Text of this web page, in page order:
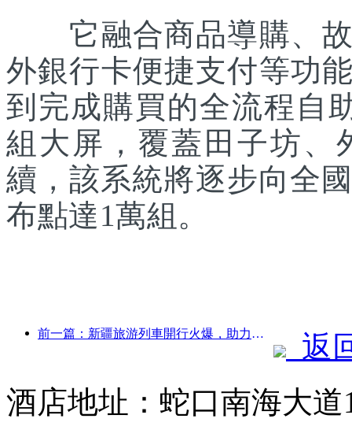
它融合商品導購、故
外銀行卡便捷支付等功
到完成購買的全流程自
組大屏，覆蓋田子坊、
續，該系統將逐步向全
布點達1萬組。
前一篇：新疆旅游列車開行火爆，助力文旅經濟蓬勃發展
返
酒店地址：蛇口南海大